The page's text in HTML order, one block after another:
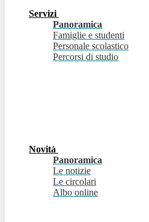
Servizi
Panoramica
Famiglie e studenti
Personale scolastico
Percorsi di studio
Novità
Panoramica
Le notizie
Le circolari
Albo online